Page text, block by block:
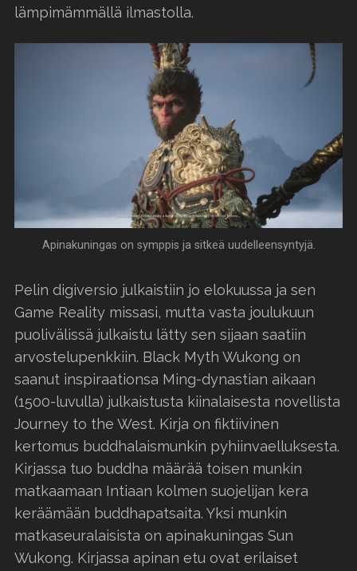
lämpimämmällä ilmastolla.
Apinakuningas on symppis ja sitkeä uudelleensyntyjä.
Pelin digiversio julkaistiin jo elokuussa ja sen
Game Reality missasi, mutta vasta joulukuun
puolivälissä julkaistu lätty sen sijaan saatiin
arvostelupenkkiin. Black Myth Wukong on
saanut inspiraationsa Ming-dynastian aikaan
(1500-luvulla) julkaistusta kiinalaisesta novellista
Journey to the West. Kirja on fiktiivinen
kertomus buddhalaismunkin pyhiinvaelluksesta.
Kirjassa tuo buddha määrää toisen munkin
matkaamaan Intiaan kolmen suojelijan kera
keräämään buddhapatsaita. Yksi munkin
matkaseuralaisista on apinakuningas Sun
Wukong. Kirjassa apinan etu ovat erilaiset